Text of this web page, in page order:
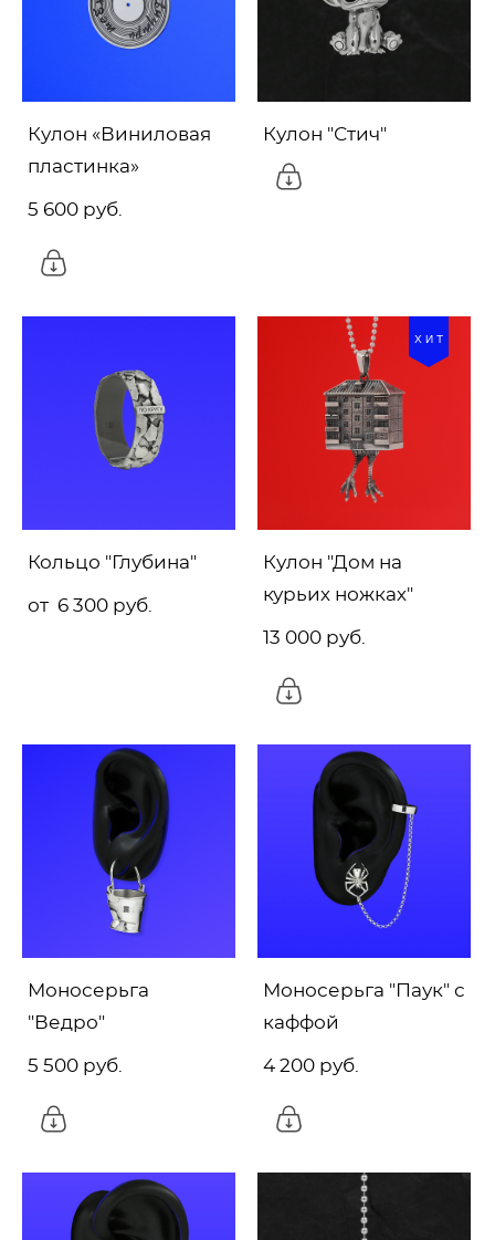
Кулон «Виниловая
пластинка»
5 600 pуб.
Кулон "Стич"
Кольцо "Глубина"
от 6 300 pуб.
ХИТ
Кулон "Дом на
курьих ножках"
13 000 pуб.
Моносерьга
"Ведро"
5 500 pуб.
Моносерьга "Паук" с
каффой
4 200 pуб.